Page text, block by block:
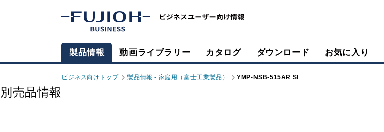
製品情報 動画ライブラリー カタログ ダウンロード お気に入り
ビジネス向けトップ 製品情報 - 家庭用（富士工業製品） YMP-NSB-515AR SI
別売品情報